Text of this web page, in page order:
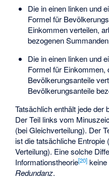
Die in einen linken und
Formel für
Einkommen verteilen,
bezogenen
Die in einen linken und
Formel für Einkommen,
Bevölkerungsanteile
Bevölkerungsanteile
Tatsächlich enthält jede der
Der Teil links vom
(bei Gleichverteilung). Der
ist die tatsächliche Entropie
Verteilung). Eine solche
Informationstheorie[20] keine
Redundanz.